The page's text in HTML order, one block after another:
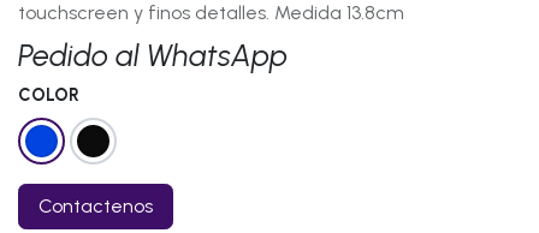
touchscreen y finos detalles. Medida 13.8cm
Pedido al WhatsApp
COLOR
Contactenos